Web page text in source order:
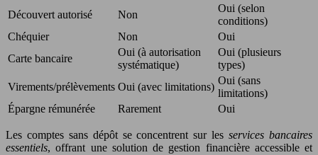
Découvert autorisé
Non
Oui (selon
conditions)
Chéquier
Non
Oui
Carte bancaire
Oui (à autorisation
systématique)
Oui (plusieurs
types)
Virements/prélèvements Oui (avec limitations)
Oui (sans
limitations)
Épargne rémunérée
Rarement Oui
Les comptes sans dépôt se concentrent sur lesservices bancaires
essentiels, offrant une solution de gestion financière accessible et